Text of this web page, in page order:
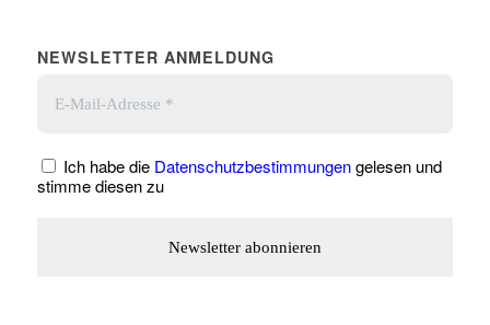
NEWSLETTER ANMELDUNG
Ich habe die Datenschutzbestimmungengelesen und
stimme diesen zu